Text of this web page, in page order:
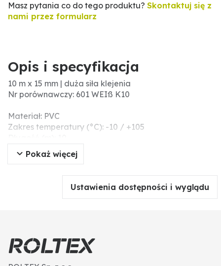
Masz pytania co do tego produktu? Skontaktuj się z
nami przez formularz
Opis i specyfikacja
10 m x 15 mm | duża siła klejenia
Nr porównawczy: 601 WEIß K10
Materiał: PVC
Zakres temperatury (°C): -10 / +105
Grubość (mm): 0,15
Szerokość (mm): 15
izolacyjna do wszystkich standardowych prac
związanych z izolacją elektryczną. Nadaje się również
Wysokiej jakości miękka folia PVC jako nośnik w
połączeniu z odpornym na starzenie klejem na bazie
Pokaż więcej
Ustawienia dostępności i wyglądu